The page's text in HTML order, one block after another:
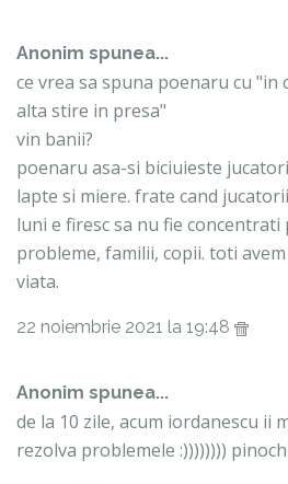
Anonim spunea...
ce vrea sa spuna poenaru cu "in
alta stire in presa"
vin banii?
poenaru asa-si biciuieste
lapte si miere. frate cand
luni e firesc sa nu fie concentrati
probleme, familii, copii. toti
viata.
22 noiembrie 2021 la 19:48
Anonim spunea...
de la 10 zile, acum iordanescu ii
rezolva problemele :))))))))